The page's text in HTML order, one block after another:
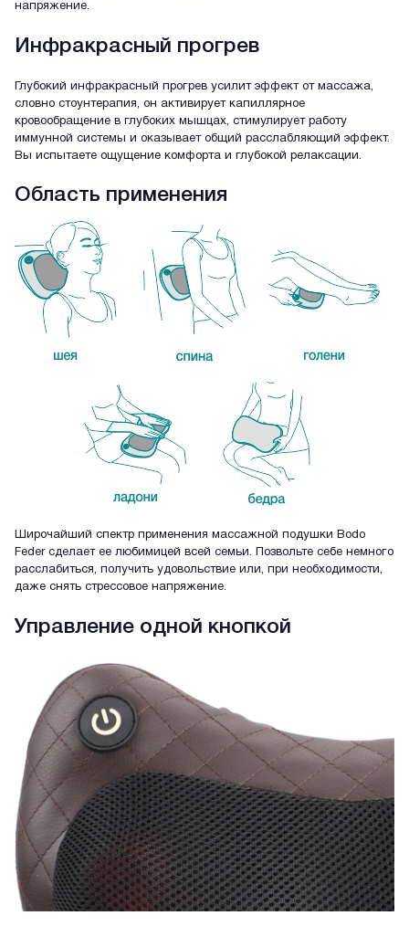
напряжение.
Инфракрасный прогрев
Глубокий инфракрасный прогрев усилит эффект от массажа,
словно стоунтерапия, он активирует капиллярное
кровообращение в глубоких мышцах, стимулирует работу
иммунной системы и оказывает общий расслабляющий эффект.
Вы испытаете ощущение комфорта и глубокой релаксации.
Область применения
Широчайший спектр применения массажной подушки Bodo
Feder сделает ее любимицей всей семьи. Позвольте себе немного
расслабиться, получить удовольствие или, при необходимости,
даже снять стрессовое напряжение.
Управление одной кнопкой